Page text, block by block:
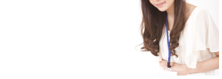
なぜランニング中に腹痛(脇腹痛・差し込み痛)が起こってし
まい、一度起こるとクセのようになかなか改善しないのでし